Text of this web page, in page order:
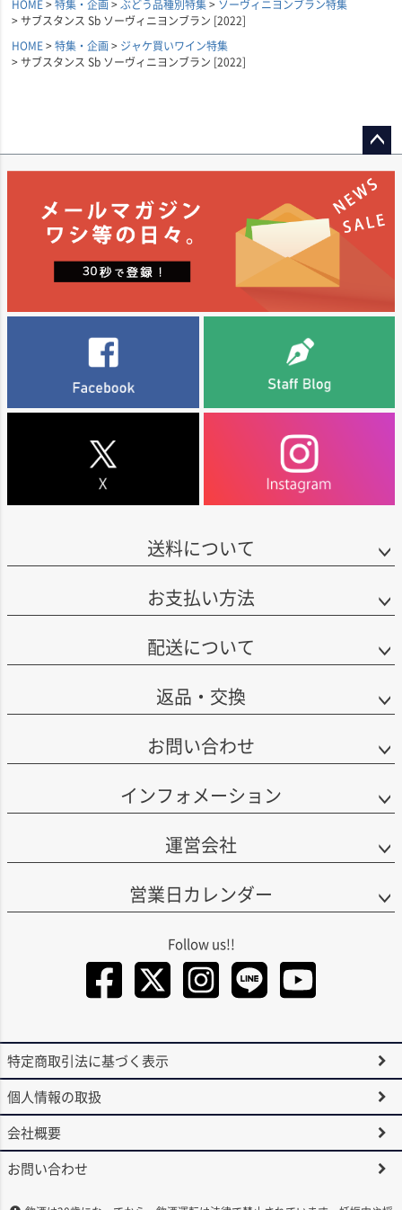
HOME
特集・企画 ぶどう品種別特集
ソーヴィニヨンブラン特集
サブスタンス Sb ソーヴィニヨンブラン [2022]
HOME
特集・企画
ジャケ買いワイン特集
サブスタンス Sb ソーヴィニヨンブラン [2022]
ジト
へ
送料について
お支払い方法
配送について
返品・交換
お問い合わせ
インフォメーション
運営会社
営業日カレンダー
特定商取引法に基づく表示
個人情報の取扱
会社概要
お問い合わせ
Facebook
Twitter
LINE